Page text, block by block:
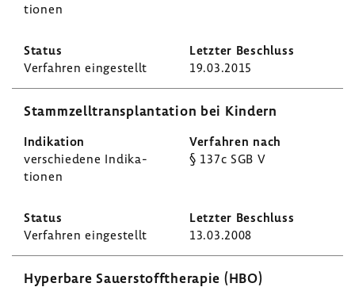
tionen
Verfahren einge­stellt 19.03.2015
Stamm­zell­trans­plan­ta­tion bei Kindern
verschie­dene Indi­ka­
tionen
§ 137c SGB V
Verfahren einge­stellt 13.03.2008
Hyper­bare Sauer­stoff­the­rapie (HBO)